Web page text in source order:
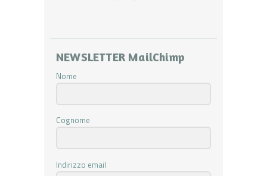
NEWSLETTER MailChimp
Nome
Cognome
Indirizzo email